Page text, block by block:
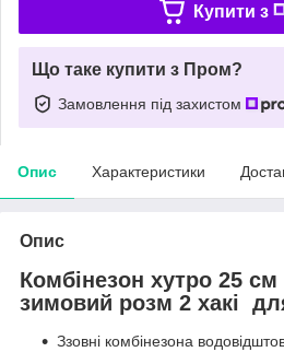
Купити з
Що таке купити з Пром?
Замовлення під захистом
Опис Характеристики
Опис
Комбінезон хутро 25
зимовий розм 2 хакі
Ззовні комбінезона